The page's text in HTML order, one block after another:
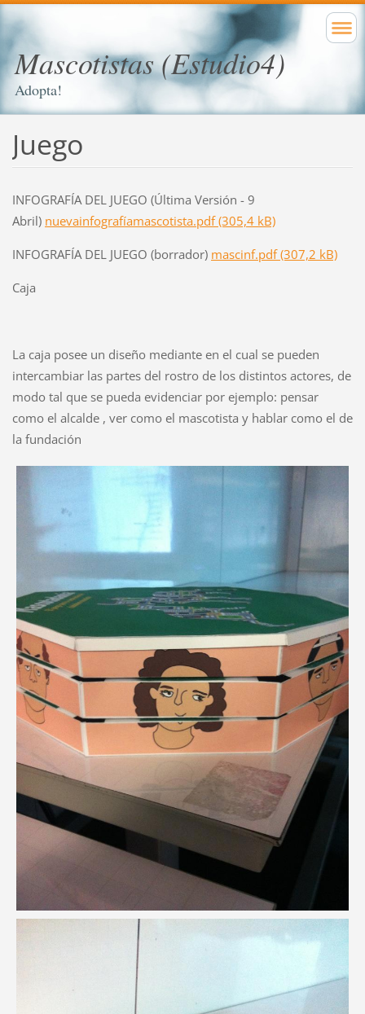
Mascotistas (Estudio4)
Adopta!
Juego
INFOGRAFÍA DEL JUEGO (Última Versión - 9
Abril) nuevainfografíamascotista.pdf (305,4 kB)
INFOGRAFÍA DEL JUEGO (borrador) mascinf.pdf (307,2 kB)
Caja
La caja posee un diseño mediante en el cual se pueden
intercambiar las partes del rostro de los distintos actores, de
modo tal que se pueda evidenciar por ejemplo: pensar
como el alcalde , ver como el mascotista y hablar como el de
la fundación